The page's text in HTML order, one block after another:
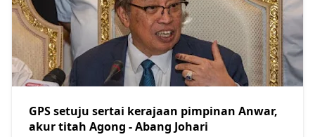
GPS setuju sertai kerajaan pimpinan Anwar,
akur titah Agong - Abang Johari